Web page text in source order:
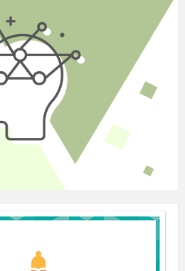
художники, рабочие
вода (на макете грязная река)
этих групп и значение для
ли нам это?
и в тоже время самое
Она состоит из водорода,
солей. Но именно от её
нашей планеты. Без воды жизнь
окутывая Землю, сохраняют